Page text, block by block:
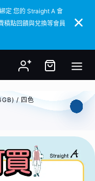
定 您的 Straight A 會
積點回饋與兌換等會員
定 您的 Straight A 會
積點回饋與兌換等會員
/ 四色